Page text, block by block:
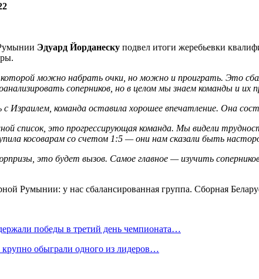
Эдуард Йорданеску подвел итоги жеребьевки
можно набрать очки, но можно и проиграть. Это
соперников, но в целом мы знаем команды и их
с Израилем, команда оставила хорошее впечатление. Она
список, это прогрессирующая команда. Мы видели
косоварам со счетом 1:5 — они нам сказали быть
это будет вызов. Самое главное — изучить
победы в третий день чемпионата…
обыграли одного из лидеров…